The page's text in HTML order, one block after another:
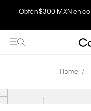
Obtén $300 MXN en